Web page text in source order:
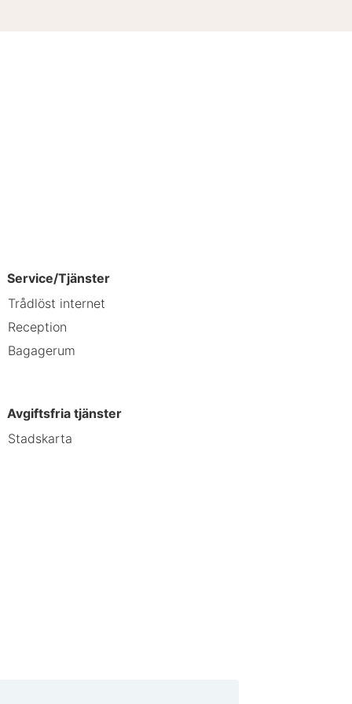
Service/Tjänster
Trådlöst internet
Reception
Bagagerum
Avgiftsfria tjänster
Stadskarta